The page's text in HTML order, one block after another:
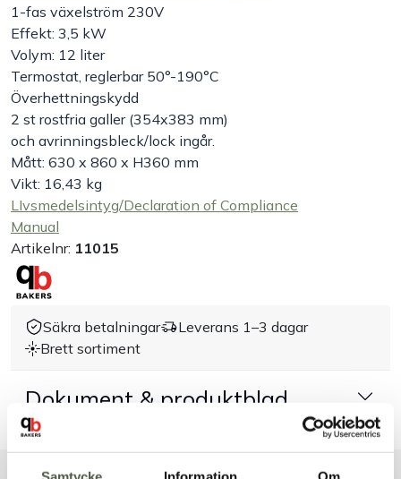
Plåtbyte
Monin
Handla efter bransch
Varumärken
Outlet
Om Bakers
Kundtjänst
1-fas växelström 230V
Effekt: 3,5 kW
Volym: 12 liter
Termostat, reglerbar 50°-190°C
Överhettningskydd
2 st rostfria galler (354x383 mm)
och avrinningsbleck/lock ingår.
Mått: 630 x 860 x H360 mm
Vikt: 16,43 kg
LIvsmedelsintyg/Declaration of Compliance
Manual
Artikelnr: 11015
Säkra betalningar
Leverans 1–3 dagar
Brett sortiment
Dokument & produktblad